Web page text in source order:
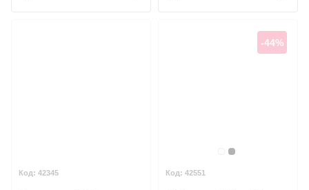
42345
Бесцветный
Черный
-44%
42551